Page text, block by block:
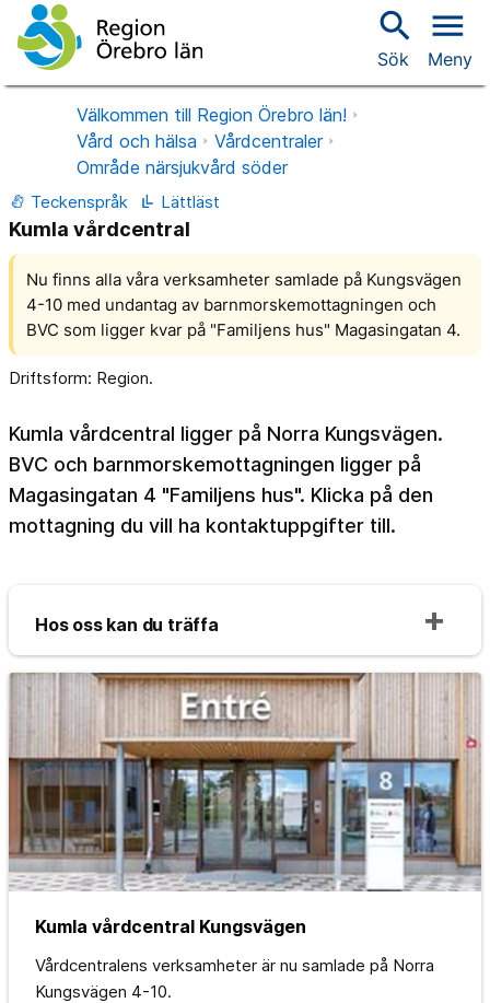
search
Sök
menu
Meny
Välkommen till Region Örebro län!
Vård och hälsa
Vårdcentraler
Område närsjukvård söder
Teckenspråk Lättläst
Kumla vårdcentral
Nu finns alla våra verksamheter samlade på Kungsvägen
4-10 med undantag av barnmorskemottagningen och
BVC som ligger kvar på "Familjens hus" Magasingatan 4.
Driftsform: Region.
Kumla vårdcentral ligger på Norra Kungsvägen.
BVC och barnmorskemottagningen ligger på
Magasingatan 4 "Familjens hus". Klicka på den
mottagning du vill ha kontaktuppgifter till.
Hos oss kan du träffa
Kumla vårdcentral Kungsvägen
Vårdcentralens verksamheter är nu samlade på Norra
Kungsvägen 4-10.